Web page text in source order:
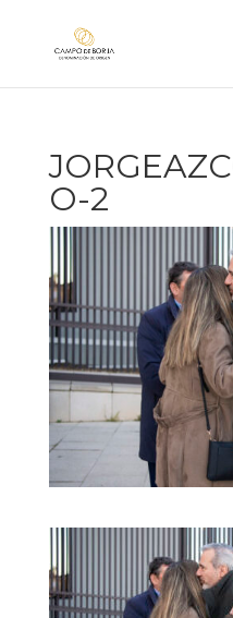
O-2